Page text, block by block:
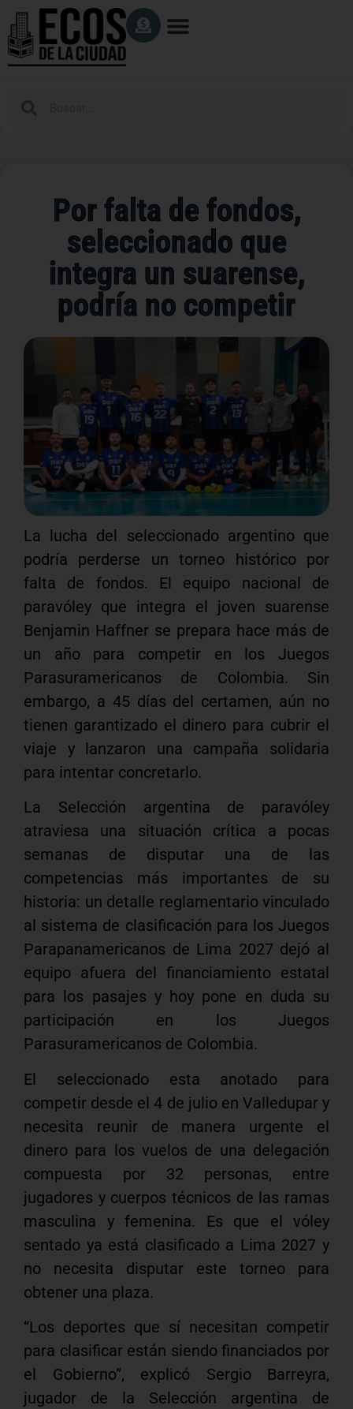
Por falta de fondos,
seleccionado que
integra un suarense,
podría no competir
La lucha del seleccionado argentino que
podría perderse un torneo histórico por
falta de fondos. El equipo nacional de
paravóley que integra el joven suarense
Benjamin Haffner se prepara hace más de
un año para competir en los Juegos
Parasuramericanos de Colombia. Sin
embargo, a 45 días del certamen, aún no
tienen garantizado el dinero para cubrir el
viaje y lanzaron una campaña solidaria
para intentar concretarlo.
La Selección argentina de paravóley
atraviesa una situación crítica a pocas
semanas de disputar una de las
competencias más importantes de su
historia: un detalle reglamentario vinculado
al sistema de clasificación para los Juegos
Parapanamericanos de Lima 2027 dejó al
equipo afuera del financiamiento estatal
para los pasajes y hoy pone en duda su
participación en los Juegos
Parasuramericanos de Colombia.
El seleccionado esta anotado para
competir desde el 4 de julio en Valledupar y
necesita reunir de manera urgente el
dinero para los vuelos de una delegación
compuesta por 32 personas, entre
jugadores y cuerpos técnicos de las ramas
masculina y femenina. Es que el vóley
sentado ya está clasificado a Lima 2027 y
no necesita disputar este torneo para
obtener una plaza.
“Los deportes que sí necesitan competir
para clasificar están siendo financiados por
el Gobierno”, explicó Sergio Barreyra,
jugador de la Selección argentina de